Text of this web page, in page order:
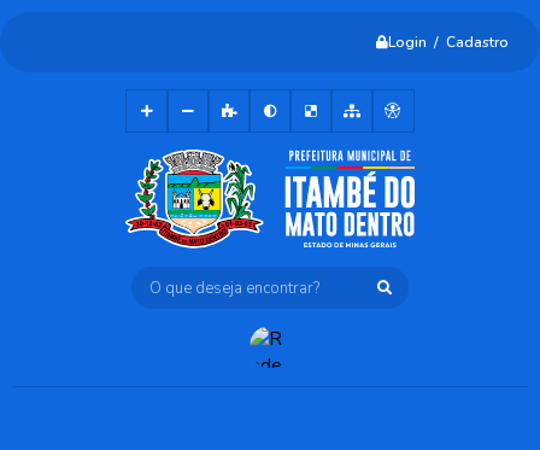
Login / Cadastro
O que deseja encontrar?